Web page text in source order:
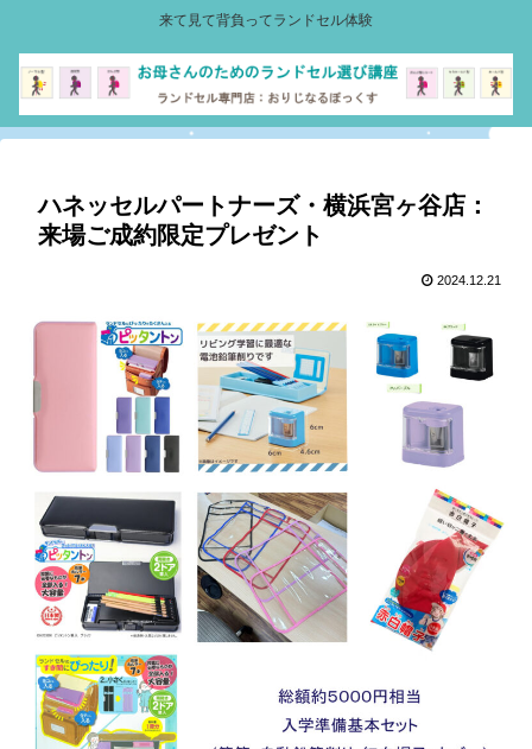
来て見て背負ってランドセル体験
ハネッセルパートナーズ・横浜宮ヶ谷店：
来場ご成約限定プレゼント
2024.12.21